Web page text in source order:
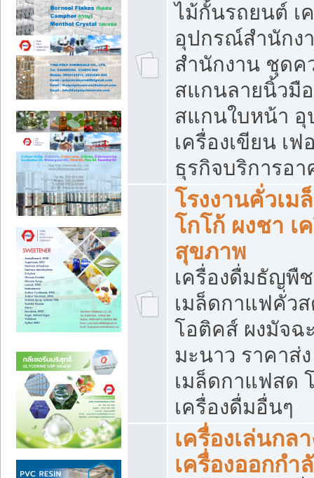
ไม้กั้นรถยนต์ เ
อุปกรณ์สำนักง
สำนักงาน ชุดค
สแกนลายนิ้วมื
สแกนใบหน้า
เครื่องเขียน เ
ธุรกิจบริการอ
โรงงานคั่วเม
โกโก้ ผงชา เ
สุขภาพ
เครื่องดื่มธัญพื
เมล็ดกาแฟคั่ว
โอติคส์ ผงมัจฉ
มะนาว ราคาส่
เมล็ดกาแฟสด
เครื่องดื่มอื่นๆ
เครื่องเล่นกล
เครื่องออกกำ